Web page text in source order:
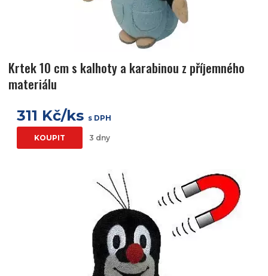
Krtek 10 cm s kalhoty a karabinou z příjemného
materiálu
311 Kč/ks s DPH
KOUPIT 3 dny